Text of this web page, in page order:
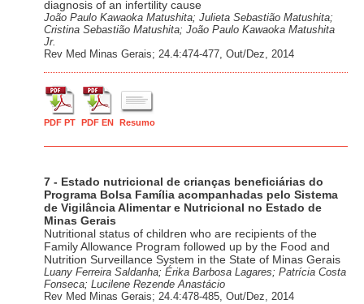
diagnosis of an infertility cause
João Paulo Kawaoka Matushita; Julieta Sebastião Matushita;
Cristina Sebastião Matushita; João Paulo Kawaoka Matushita
Jr.
Rev Med Minas Gerais; 24.4:474-477, Out/Dez, 2014
PDF PT PDF EN Resumo
7 - Estado nutricional de crianças beneficiárias do
Programa Bolsa Família acompanhadas pelo Sistema
de Vigilância Alimentar e Nutricional no Estado de
Minas Gerais
Nutritional status of children who are recipients of the
Family Allowance Program followed up by the Food and
Nutrition Surveillance System in the State of Minas Gerais
Luany Ferreira Saldanha; Érika Barbosa Lagares; Patrícia Costa
Fonseca; Lucilene Rezende Anastácio
Rev Med Minas Gerais; 24.4:478-485, Out/Dez, 2014